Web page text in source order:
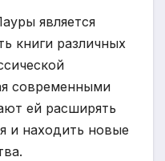
является
книги различных
современными
ей расширять
и находить новые